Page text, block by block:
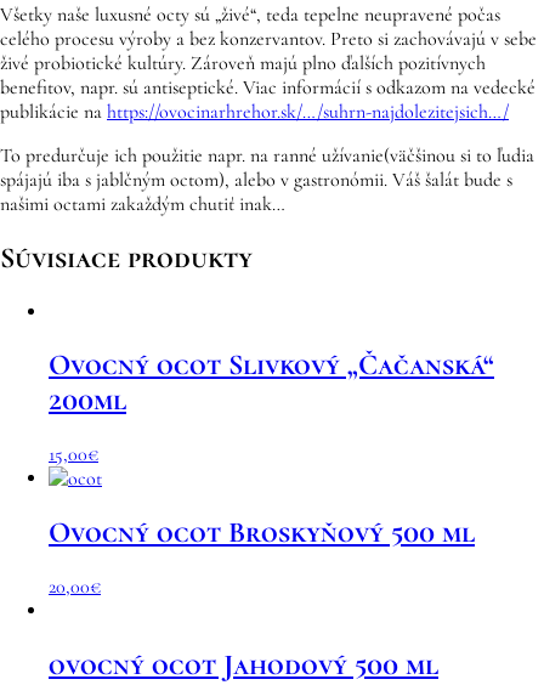
Všetky naše luxusné octy sú „živé“, teda tepelne neupravené počas
celého procesu výroby a bez konzervantov. Preto si zachovávajú v sebe
živé probiotické kultúry. Zároveň majú plno ďalších pozitívnych
benefitov, napr. sú antiseptické. Viac informácií s odkazom na vedecké
publikácie na https://ovocinarhrehor.sk/…/suhrn-najdolezitejsich…/
To predurčuje ich použitie napr. na ranné užívanie(väčšinou si to ľudia
spájajú iba s jablčným octom), alebo v gastronómii. Váš šalát bude s
našimi octami zakaždým chutiť inak…
Súvisiace produkty
Ovocný ocot Slivkový „Čačanská“
200ml
15,00€
Ovocný ocot Broskyňový 500 ml
20,00€
ovocný ocot Jahodový 500 ml